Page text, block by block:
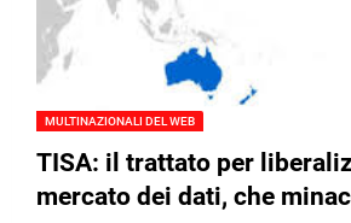
MULTINAZIONALI DEL WEB
TISA: il trattato per
mercato dei dati, che